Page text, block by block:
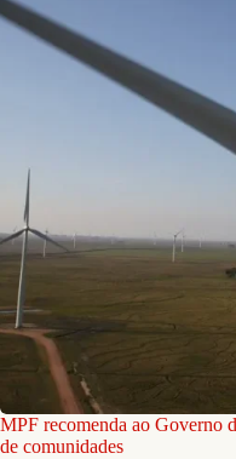
MPF recomenda ao Governo
de comunidades